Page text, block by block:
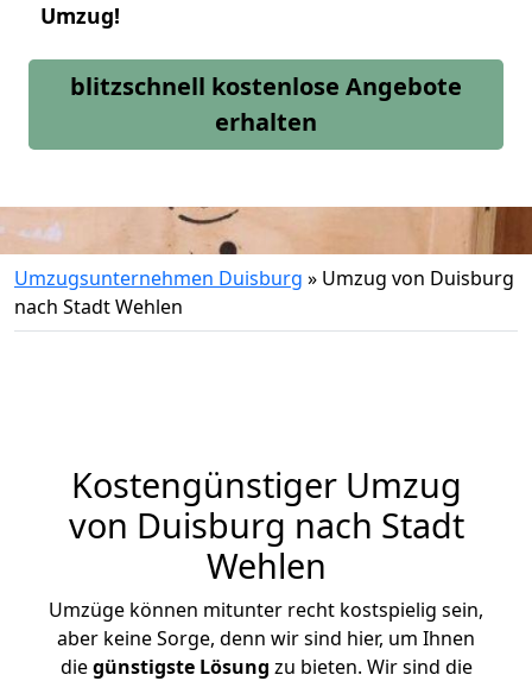
Umzug!
blitzschnell kostenlose Angebote
erhalten
Umzugsunternehmen Duisburg » Umzug von Duisburg
nach Stadt Wehlen
Kostengünstiger Umzug
von Duisburg nach Stadt
Wehlen
Umzüge können mitunter recht kostspielig sein,
aber keine Sorge, denn wir sind hier, um Ihnen
diegünstigste Lösung zu bieten. Wir sind die